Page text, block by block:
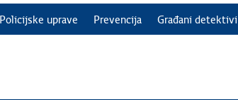
Policijske uprave Prevencija Građani detektivi